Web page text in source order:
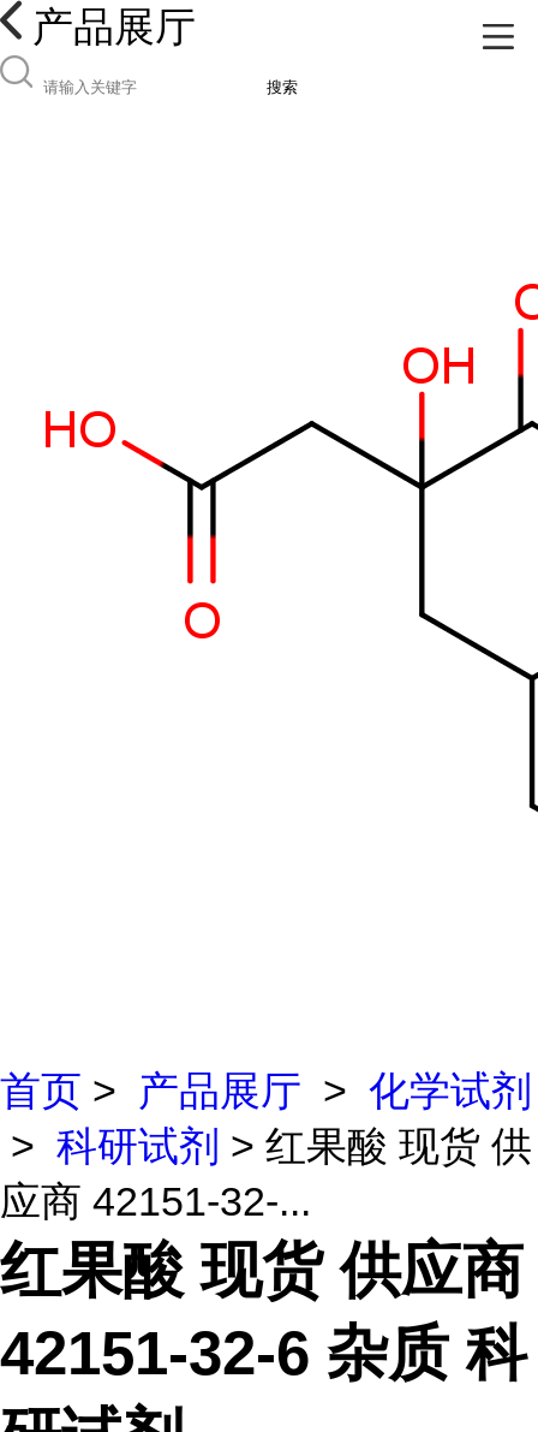
产品展厅
搜索
首页 > 产品展厅 > 化学试剂
> 科研试剂 > 红果酸 现货 供
应商 42151-32-...
红果酸 现货 供应商
42151-32-6 杂质 科